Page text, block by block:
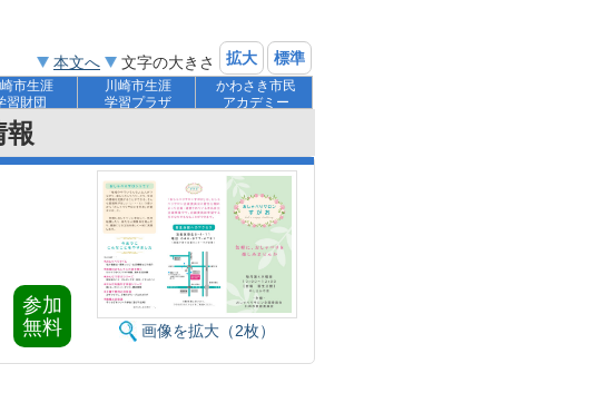
本文へ 文字の大きさ 拡大 標準
市生涯
習財団
川崎市生涯
学習プラザ
かわさき市民
アカデミー
参加
無料
画像を拡大（2枚）